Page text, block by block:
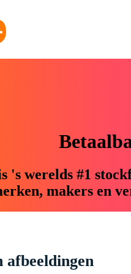
's werelds #1
makers en
afbeeldingen